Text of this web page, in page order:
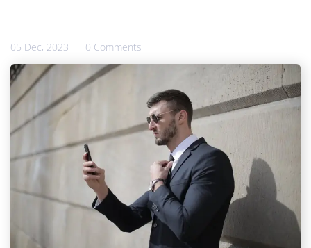
05 Dec, 2023 0 Comments